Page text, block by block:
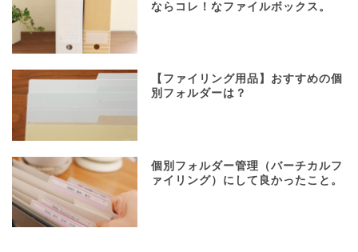
ならコレ！なファイルボックス。
【ファイリング用品】おすすめの個
別フォルダーは？
個別フォルダー管理（バーチカルフ
ァイリング）にして良かったこと。